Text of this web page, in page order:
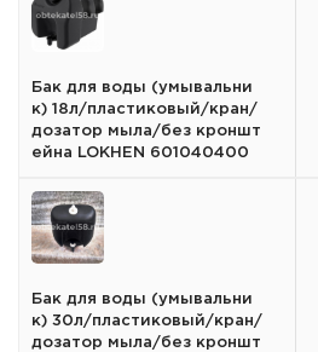
Бак для воды (умывальни
к) 18л/пластиковый/кран/
дозатор мыла/без кроншт
ейна LOKHEN 601040400
Бак для воды (умывальни
к) 30л/пластиковый/кран/
дозатор мыла/без кроншт